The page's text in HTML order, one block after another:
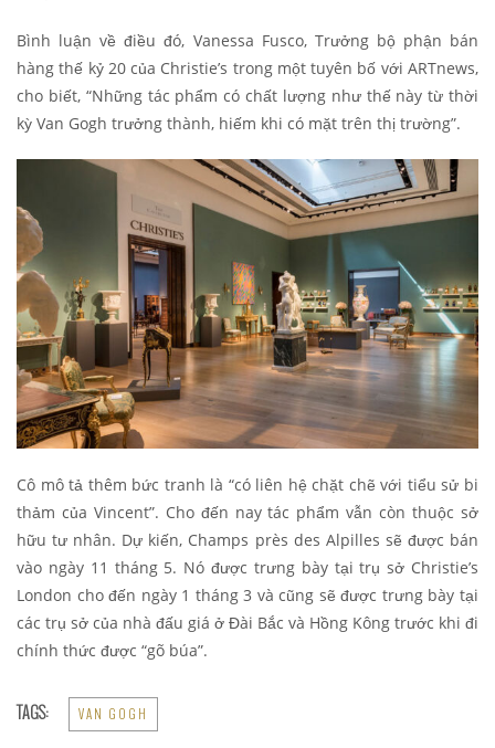
Bình luận về điều đó, Vanessa Fusco, Trưởng bộ phận bán
hàng thế kỷ 20 của Christie’s trong một tuyên bố với ARTnews,
cho biết, “Những tác phẩm có chất lượng như thế này từ thời
kỳ Van Gogh trưởng thành, hiếm khi có mặt trên thị trường”.
Cô mô tả thêm bức tranh là “có liên hệ chặt chẽ với tiểu sử bi
thảm của Vincent”. Cho đến nay tác phẩm vẫn còn thuộc sở
hữu tư nhân. Dự kiến, Champs près des Alpilles sẽ được bán
vào ngày 11 tháng 5. Nó được trưng bày tại trụ sở Christie’s
London cho đến ngày 1 tháng 3 và cũng sẽ được trưng bày tại
các trụ sở của nhà đấu giá ở Đài Bắc và Hồng Kông trước khi đi
chính thức được “gõ búa”.
TAGS: VAN GOGH